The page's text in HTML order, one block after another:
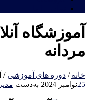
آموزشگاه
مردانه
خانه / دوره های آموزشی /
25نوامبر 2024 به‌دست